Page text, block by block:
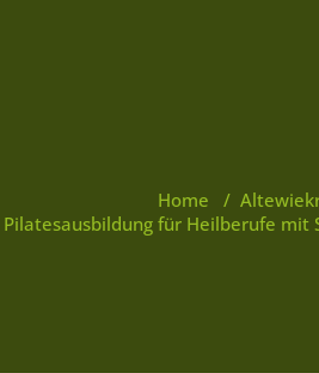
Home /
Pilatesausbildung für Heilberufe mit